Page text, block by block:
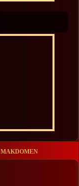
MAKDOMEN